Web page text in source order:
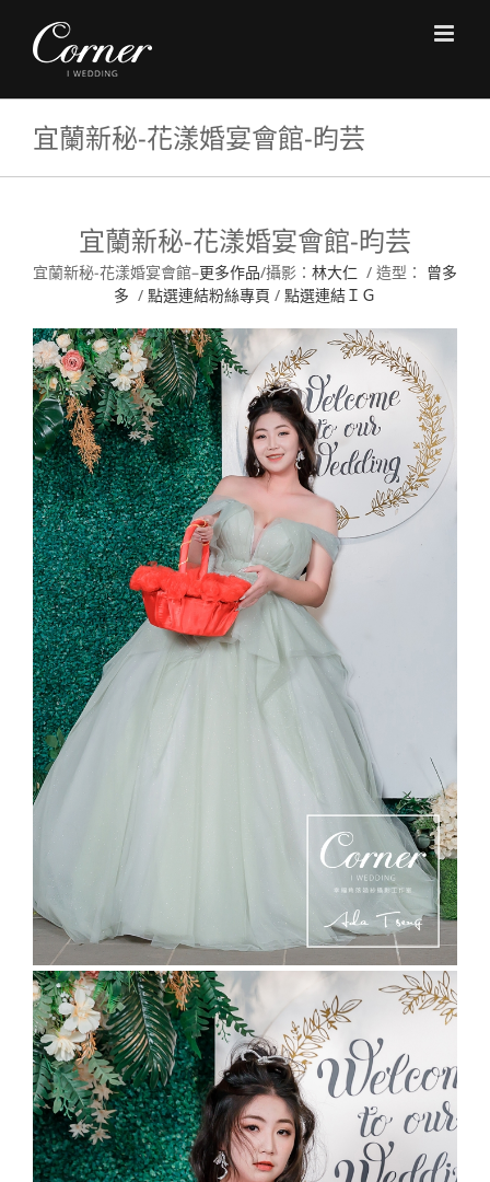
content
宜蘭新秘-花漾婚宴會館-昀芸
宜蘭新秘-花漾婚宴會館-昀芸
宜蘭新秘-花漾婚宴會館–更多作品/攝影： 林大仁 / 造型： 曾多
多 / 點選連結粉絲專頁 / 點選連結ＩＧ